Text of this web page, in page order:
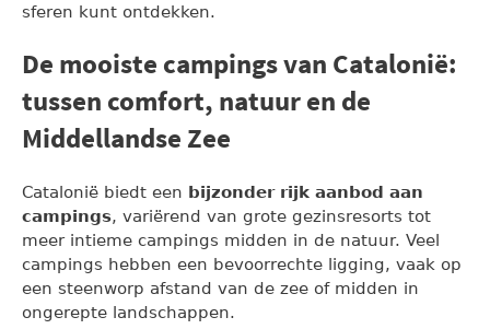
sferen kunt ontdekken.
De mooiste campings van Catalonië:
tussen comfort, natuur en de
Middellandse Zee
Catalonië biedt een bijzonder rijk aanbod aan
campings, variërend van grote gezinsresorts tot
meer intieme campings midden in de natuur. Veel
campings hebben een bevoorrechte ligging, vaak op
een steenworp afstand van de zee of midden in
ongerepte landschappen.